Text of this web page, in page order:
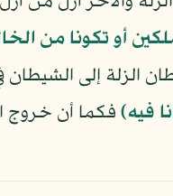
أو تكونا من
الزلة إلى الشيطان
فيه﴾ فكما أن خروج